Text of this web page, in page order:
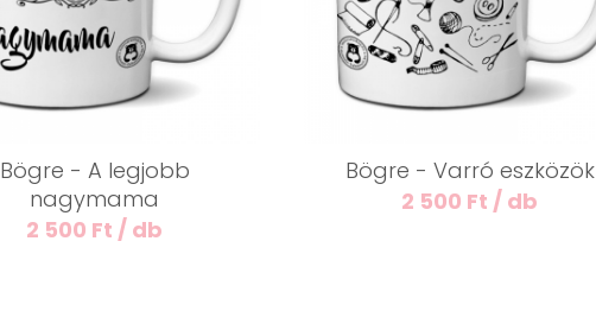
Bögre - A legjobb
nagymama
2 500 Ft / db
Bögre - Varró eszközök
2 500 Ft / db